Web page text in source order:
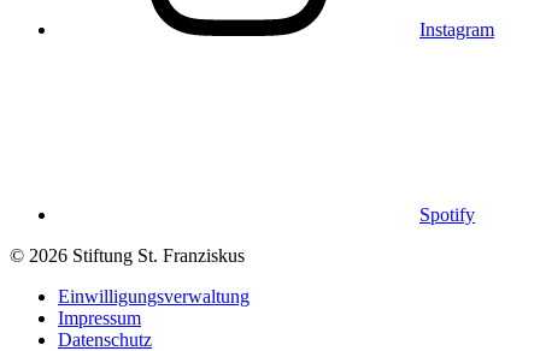
Instagram
Spotify
© 2026 Stiftung St. Franziskus
Einwilligungsverwaltung
Impressum
Datenschutz